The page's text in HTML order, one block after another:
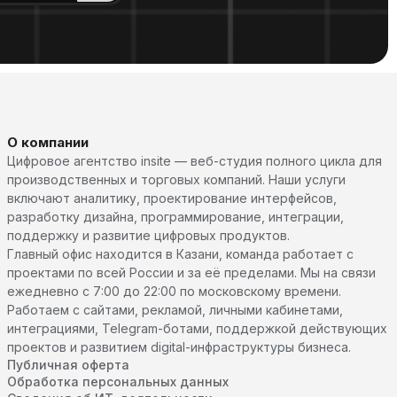
О компании
Цифровое агентство insite — веб-студия полного цикла для
производственных и торговых компаний. Наши услуги
включают аналитику, проектирование интерфейсов,
разработку дизайна, программирование, интеграции,
поддержку и развитие цифровых продуктов.
Главный офис находится в Казани, команда работает с
проектами по всей России и за её пределами. Мы на связи
ежедневно с 7:00 до 22:00 по московскому времени.
Работаем с сайтами, рекламой, личными кабинетами,
интеграциями, Telegram-ботами, поддержкой действующих
проектов и развитием digital-инфраструктуры бизнеса.
Публичная оферта
Обработка персональных данных